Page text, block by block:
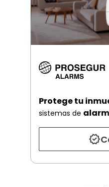
Protege tu
sistemas de